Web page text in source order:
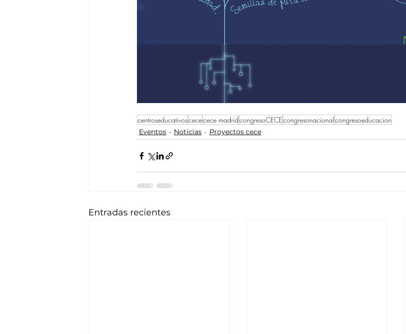
centroseducativoscececece madridcongresoCECEcongresonacionalcongresoeducacion
Eventos Noticias Proyectos cece
Entradas recientes